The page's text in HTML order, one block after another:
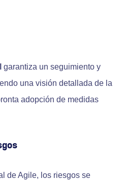
garantiza un seguimiento y
una visión detallada de la
adopción de medidas
de Agile, los riesgos se